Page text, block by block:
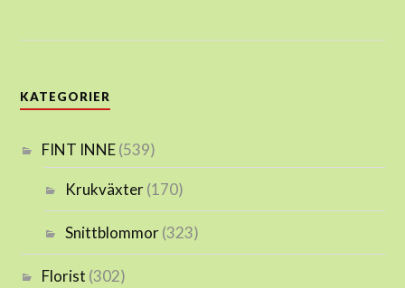
KATEGORIER
FINT INNE(539)
Krukväxter(170)
Snittblommor(323)
Florist (302)